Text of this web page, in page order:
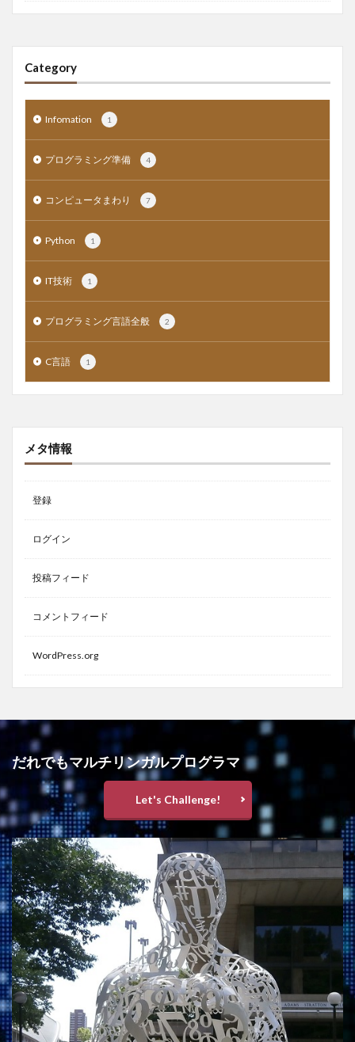
Category
Infomation 1
プログラミング準備 4
コンピュータまわり 7
Python 1
IT技術 1
プログラミング言語全般 2
C言語 1
メタ情報
登録
ログイン
投稿フィード
コメントフィード
WordPress.org
だれでもマルチリンガルプログラマ
Let's Challenge!